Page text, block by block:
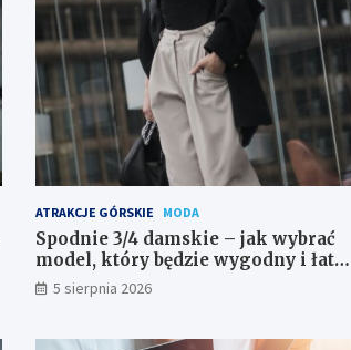
ATRAKCJE GÓRSKIE MODA
Spodnie 3/4 damskie – jak wybrać
model, który będzie wygodny i łatwy
do stylizowania?
5 sierpnia 2026